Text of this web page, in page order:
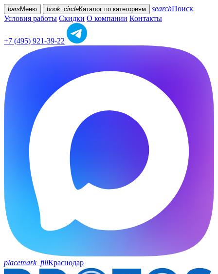
bars Меню book_circleКаталог по категориям searchПоиск
Условия работы Скидки О компании Контакты
+7 (495) 921-39-22
placemark_fillКраснодар